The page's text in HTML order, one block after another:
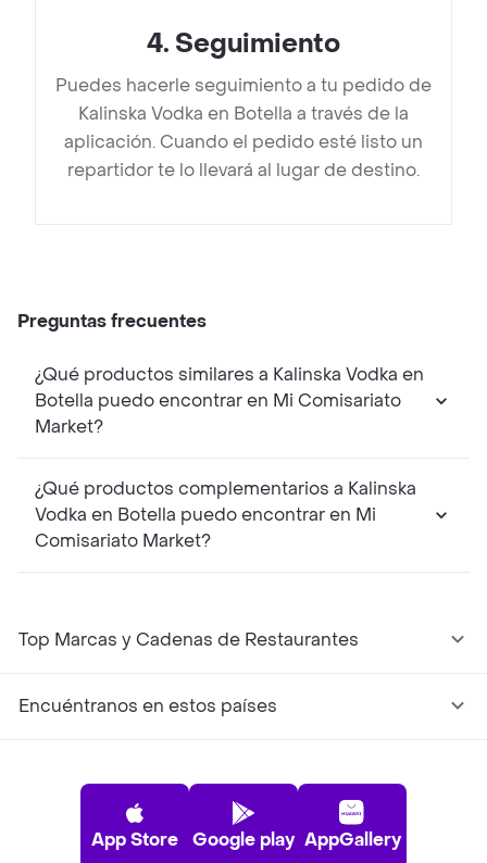
4. Seguimiento
Puedes hacerle seguimiento a tu pedido de
Kalinska Vodka en Botella a través de la
aplicación. Cuando el pedido esté listo un
repartidor te lo llevará al lugar de destino.
Preguntas frecuentes
¿Qué productos similares a Kalinska Vodka en
Botella puedo encontrar en Mi Comisariato
Market?
¿Qué productos complementarios a Kalinska
Vodka en Botella puedo encontrar en Mi
Comisariato Market?
Top Marcas y Cadenas de Restaurantes
Encuéntranos en estos países
App Store Google play AppGallery